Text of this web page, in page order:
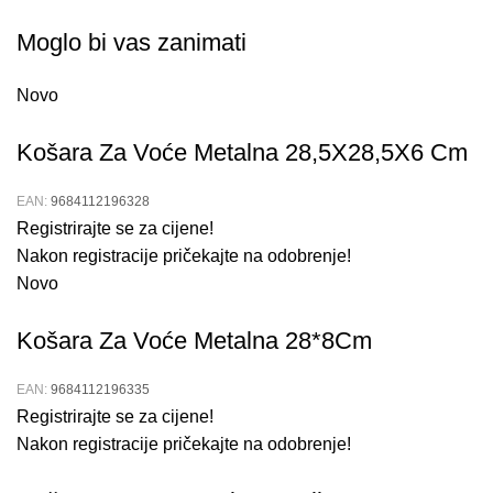
Moglo bi vas zanimati
Novo
Košara Za Voće Metalna 28,5X28,5X6 Cm
EAN: 9684112196328
Registrirajte se za cijene!
Nakon registracije pričekajte na odobrenje!
Novo
Košara Za Voće Metalna 28*8Cm
EAN: 9684112196335
Registrirajte se za cijene!
Nakon registracije pričekajte na odobrenje!